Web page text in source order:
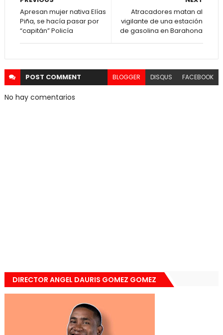
Atracadores matan al
vigilante de una estación
de gasolina en Barahona
Apresan mujer nativa Elías
Piña, se hacía pasar por
“capitán” Policía
POST COMMENT BLOGGER DISQUS FACEBOOK
No hay comentarios
DIRECTOR ANGEL DAURIS GOMEZ GOMEZ